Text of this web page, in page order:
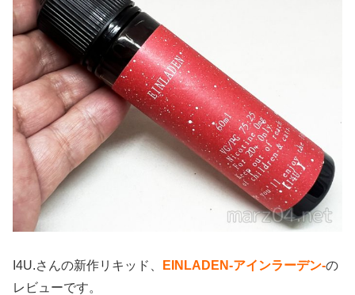
I4U.さんの新作リキッド、 EINLADEN-アインラーデン-の
レビューです。